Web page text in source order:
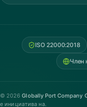
ISO 22000:2018
Член
© 2026Globally Port Company
е инициатива на.